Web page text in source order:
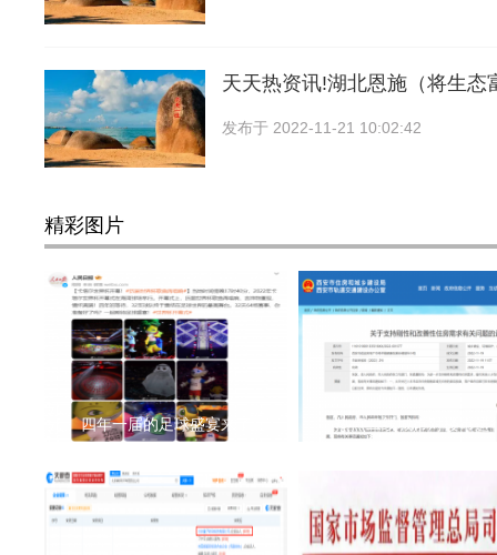
天天热资讯!湖北恩施（将生态
发布于 2022-11-21 10:02:42
精彩图片
四年一届的足球盛宴来了 热点二线城市对楼市进